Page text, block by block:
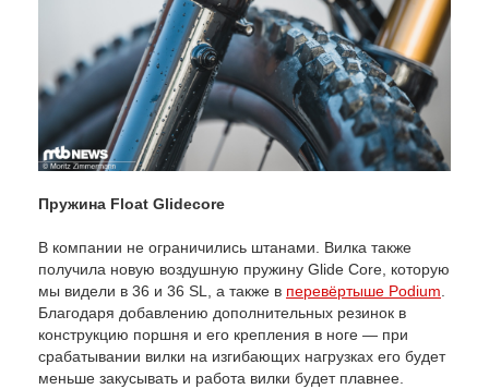
Пружина Float Glidecore
В компании не ограничились штанами. Вилка также
получила новую воздушную пружину Glide Core, которую
мы видели в 36 и 36 SL, а также в перевёртыше Podium
Благодаря добавлению дополнительных резинок в
конструкцию поршня и его крепления в ноге — при
срабатывании вилки на изгибающих нагрузках его будет
меньше закусывать и работа вилки будет плавнее.